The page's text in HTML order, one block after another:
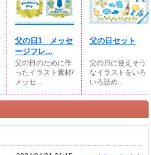
父の日1 メッセ
ージフレ...
父の日のために作
ったイラスト素材/
メッセ...
父の日セット
父の日に使えそう
なイラストをいろ
いろ詰め...